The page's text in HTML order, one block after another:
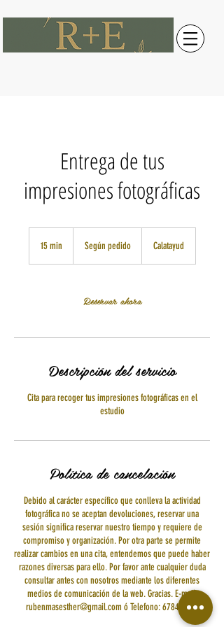
Entrega de tus
impresiones fotográficas
15 min Según pedido Calatayud
Reservar ahora
Descripción del servicio
Cita para recoger tus impresiones fotográficas en el
estudio
Política de cancelación
Debido al carácter específico que conlleva la actividad
fotográfica no se aceptan devoluciones, reservar una
sesión significa reservar nuestro tiempo y requiere de
compromiso y organización. Por otra parte se permite
realizar cambios en una cita, entendemos que puede haber
razones diversas para ello. Por favor ante cualquier duda
consultar antes con nosotros mediante los diferentes
medios de comunicación de la web. Gracias. E-mail:
rubenmasesther@gmail.com ó Telefono: 678401296